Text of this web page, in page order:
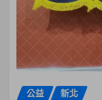
公益 新北